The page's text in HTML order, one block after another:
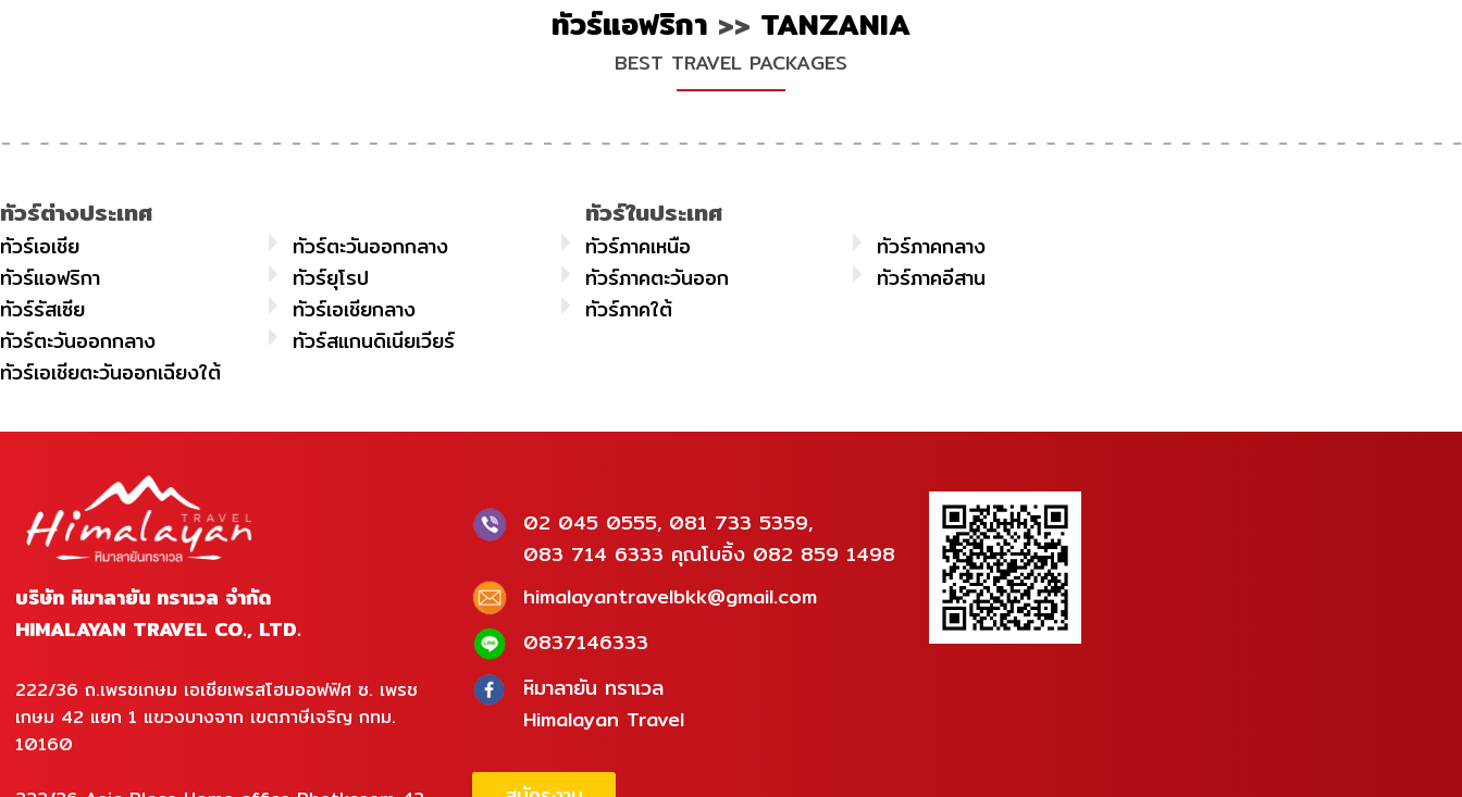
ทัวร์แอฟริกา >> TANZANIA
BEST TRAVEL PACKAGES
ทัวร์ต่างประเทศ
ทัวร์เอเชีย
ทัวร์ตะวันออกกลาง
ทัวร์แอฟริกา
ทัวร์ยุโรป
ทัวร์รัสเซีย
ทัวร์เอเชียกลาง
ทัวร์ตะวันออกกลาง
ทัวร์สแกนดิเนียเวียร์
ทัวร์เอเชียตะวันออกเฉียงใต้
ทัวร์ในประเทศ
ทัวร์ภาคเหนือ
ทัวร์ภาคกลาง
ทัวร์ภาคตะวันออก
ทัวร์ภาคอีสาน
ทัวร์ภาคใต้
บริษัท หิมาลายัน ทราเวล จำกัด
HIMALAYAN TRAVEL CO., LTD.
222/36 ถ.เพรชเกษม เอเชียเพรสโฮมออฟฟิศ ซ. เพรช
เกษม 42 แยก 1 แขวงบางจาก เขตภาษีเจริญ กทม.
10160
02 045 0555, 081 733 5359,
083 714 6333 คุณโบอิ้ง 082 859 1498
himalayantravelbkk@gmail.com
0837146333
หิมาลายัน ทราเวล
Himalayan Travel